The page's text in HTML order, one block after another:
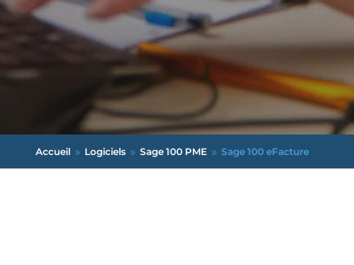
Accueil 9 Logiciels 9 Sage 100 PME 9 Sage 100 eFacture